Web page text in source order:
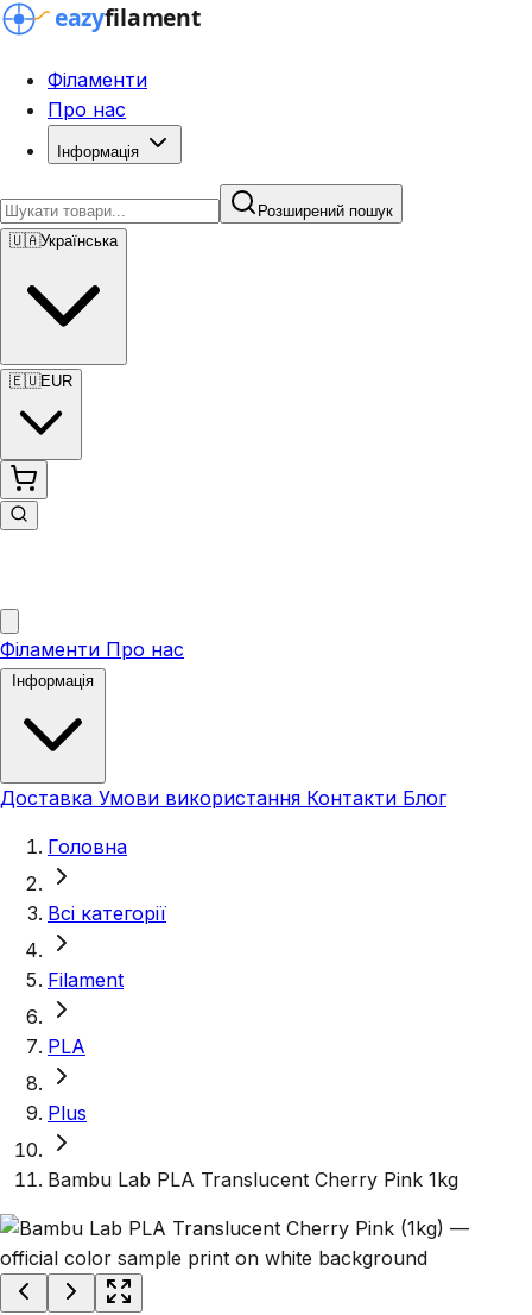
Філаменти
Про нас
Інформація
Розширений пошук
🇺🇦Українська
🇪🇺EUR
Філаменти Про нас
Доставка Умови використання Контакти Блог
Головна
Всі категорії
Filament
PLA
Plus
Bambu Lab PLA Translucent Cherry Pink 1kg